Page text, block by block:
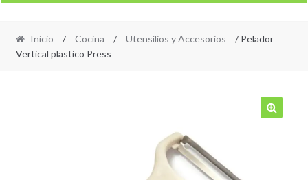
Inicio / Cocina / Utensílios y Accesorios
/ Pelador
Vertical plastico Press